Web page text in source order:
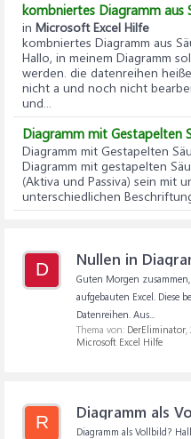
kombniertes Diagramm aus
in Microsoft Excel Hilfe
kombniertes Diagramm aus
Hallo, in meinem Diagramm
werden. die datenreihen
nicht a und noch nicht
und...
Diagramm mit Gestapelten
Diagramm mit Gestapelten
Diagramm mit gestapelten
(Aktiva und Passiva) sein mit
unterschiedlichen
D Nullen in
Guten Morgen
aufgebauten Excel. Diese
Datenreihen. Aus...
Thema von: DerEliminator,
Microsoft Excel Hilfe
R Diagramm als
Diagramm als Vollbild?